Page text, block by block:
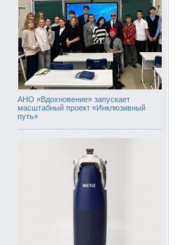
АНО «Вдохновение» запускает
масштабный проект «Инклюзивный
путь»